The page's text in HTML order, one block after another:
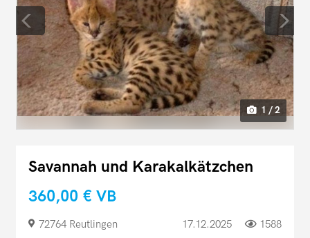
1 / 2
Savannah und Karakalkätzchen
360,00 € VB
72764 Reutlingen 17.12.2025 1588